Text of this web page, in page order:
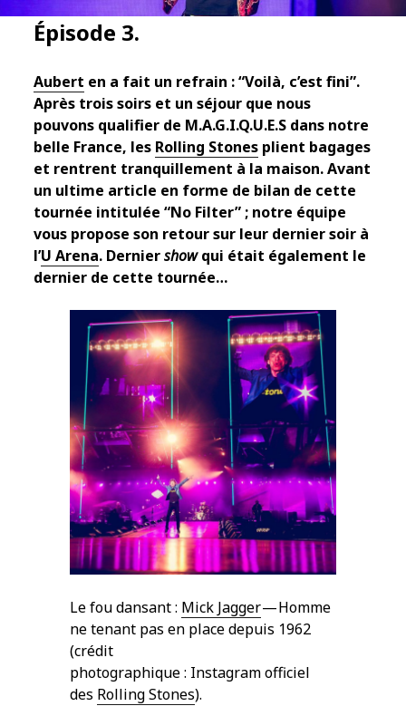
Épisode 3.
Aubert en a fait un refrain : “Voilà, c’est fini”.
Après trois soirs et un séjour que nous
pouvons qualifier de M.A.G.I.Q.U.E.S dans notre
belle France, les Rolling Stones plient bagages
et rentrent tranquillement à la maison. Avant
un ultime article en forme de bilan de cette
tournée intitulée “No Filter” ; notre équipe
vous propose son retour sur leur dernier soir à
l’U Arena. Derniershowqui était également le
dernier de cette tournée…
Le fou dansant : Mick Jagger— Homme
ne tenant pas en place depuis 1962
(crédit
photographique : Instagram officiel
des Rolling Stones).